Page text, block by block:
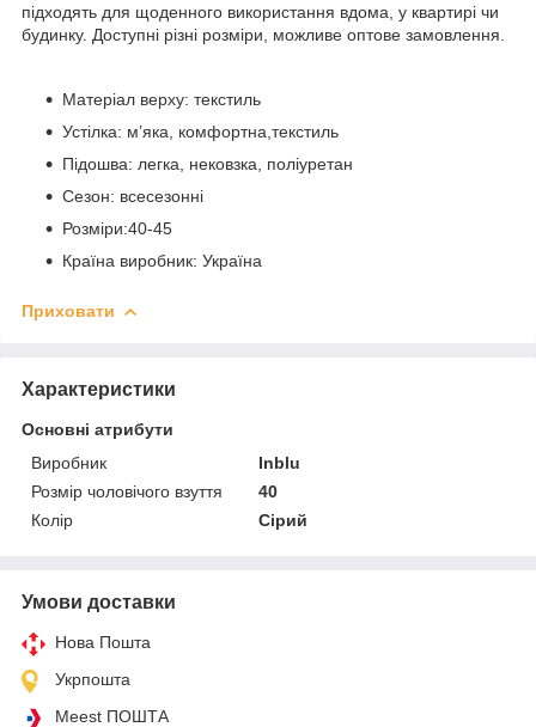
підходять для щоденного використання вдома, у квартирі чи
будинку. Доступні різні розміри, можливе оптове замовлення.
Матеріал верху: текстиль
Устілка: м’яка, комфортна,текстиль
Підошва: легка, нековзка, поліуретан
Сезон: всесезонні
Розміри:40-45
Країна виробник: Україна
Приховати
Характеристики
Основні атрибути
Виробник
Inblu
Розмір чоловічого взуття
40
Колір
Сірий
Умови доставки
Нова Пошта
Укрпошта
Meest ПОШТА